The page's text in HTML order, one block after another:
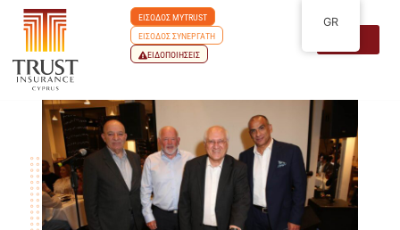
ΕΙΣΟΔΟΣ MYTRUST
ΕΙΣΟΔΟΣ ΣΥΝΕΡΓΑΤΗ
ΕΙΔΟΠΟΙΗΣΕΙΣ
GR